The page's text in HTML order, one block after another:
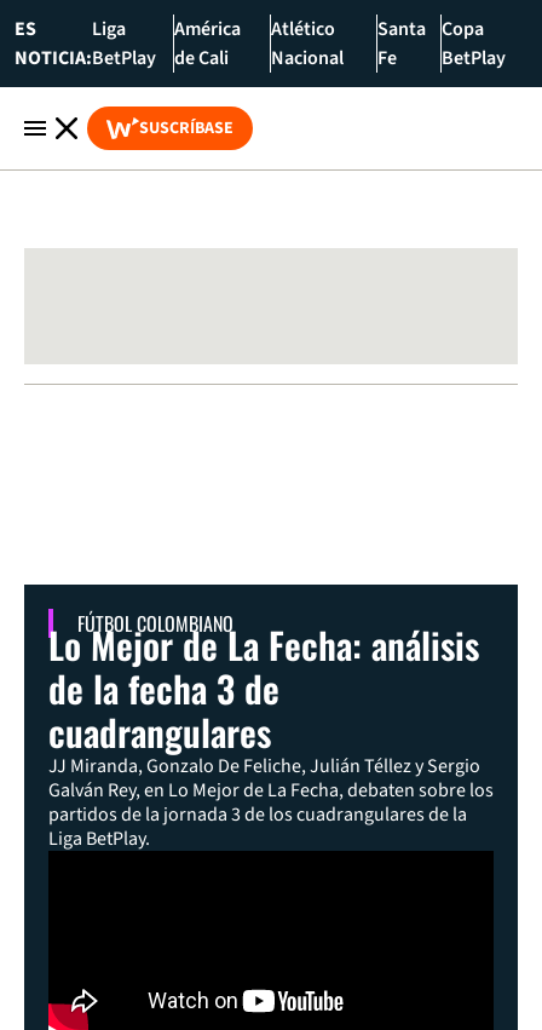
ES
NOTICIA:
Liga
BetPlay
América
de Cali
Atlético
Nacional
Santa
Fe
Copa
BetPlay
SUSCRÍBASE
FÚTBOL COLOMBIANO
Lo Mejor de La Fecha: análisis
de la fecha 3 de
cuadrangulares
JJ Miranda, Gonzalo De Feliche, Julián Téllez y Sergio
Galván Rey, en Lo Mejor de La Fecha, debaten sobre los
partidos de la jornada 3 de los cuadrangulares de la
Liga BetPlay.